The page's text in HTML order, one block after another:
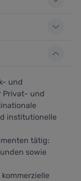
und
Privat- und
institutionelle
tätig:
sowie